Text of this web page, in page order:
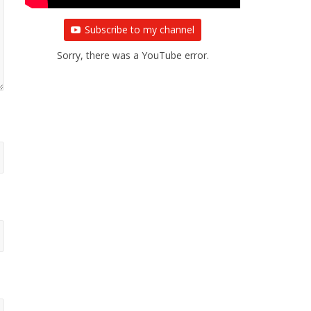
Subscribe to my channel
Sorry, there was a YouTube error.